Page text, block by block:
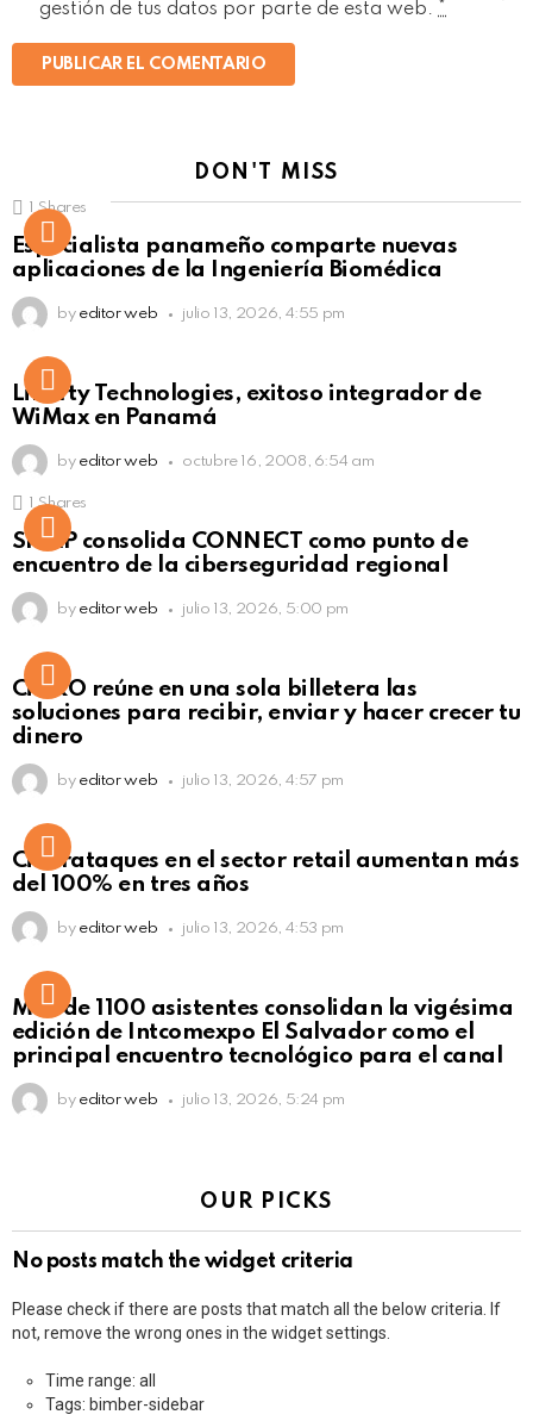
gestión de tus datos por parte de esta web.
DON'T MISS
Click to view this post
Shares
Especialista panameño comparte nuevas
aplicaciones de la Ingeniería Biomédica
by editor web julio 13, 2026, 4:55 pm
Liberty Technologies, exitoso integrador de
WiMax en Panamá
by editor web octubre 16, 2008, 6:54 am
Click to view this post
Shares
SISAP consolida CONNECT como punto de
encuentro de la ciberseguridad regional
by editor web julio 13, 2026, 5:00 pm
Not Safe For Work
Click to view this post
CiNKO reúne en una sola billetera las
soluciones para recibir, enviar y hacer crecer tu
dinero
by editor web julio 13, 2026, 4:57 pm
Ciberataques en el sector retail aumentan más
del 100% en tres años
by editor web julio 13, 2026, 4:53 pm
Más de 1100 asistentes consolidan la vigésima
edición de Intcomexpo El Salvador como el
principal encuentro tecnológico para el canal
by editor web julio 13, 2026, 5:24 pm
OUR PICKS
No posts match the widget criteria
Please check if there are posts that match all the below criteria. If
not, remove the wrong ones in the widget settings.
Time range: all
Tags: bimber-sidebar